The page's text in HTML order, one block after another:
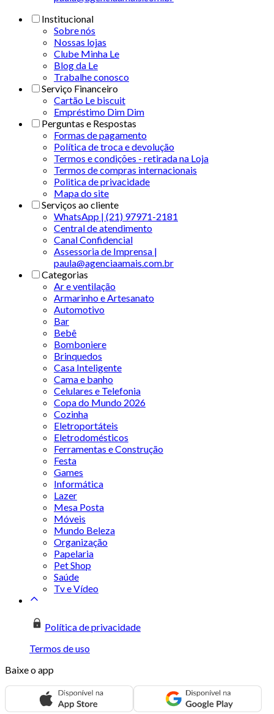
Institucional
Sobre nós
Nossas lojas
Clube Minha Le
Blog da Le
Trabalhe conosco
Serviço Financeiro
Cartão Le biscuit
Empréstimo Dim Dim
Perguntas e Respostas
Formas de pagamento
Política de troca e devolução
Termos e condições - retirada na Loja
Termos de compras internacionais
Politica de privacidade
Mapa do site
Serviços ao cliente
WhatsApp | (21) 97971-2181
Central de atendimento
Canal Confidencial
Assessoria de Imprensa |
paula@agenciaamais.com.br
Categorias
Ar e ventilação
Armarinho e Artesanato
Automotivo
Bar
Bebê
Bomboniere
Brinquedos
Casa Inteligente
Cama e banho
Celulares e Telefonia
Copa do Mundo 2026
Cozinha
Eletroportáteis
Eletrodomésticos
Ferramentas e Construção
Festa
Games
Informática
Lazer
Mesa Posta
Móveis
Mundo Beleza
Organização
Papelaria
Pet Shop
Saúde
Tv e Vídeo
Política de privacidade
Termos de uso
Baixe o app